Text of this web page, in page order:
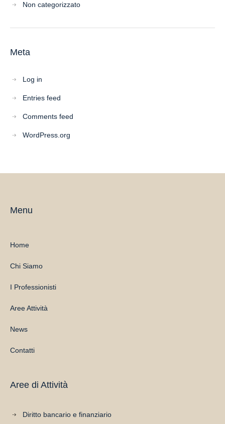
Non categorizzato
Meta
Log in
Entries feed
Comments feed
WordPress.org
Menu
Home
Chi Siamo
I Professionisti
Aree Attività
News
Contatti
Aree di Attività
Diritto bancario e finanziario